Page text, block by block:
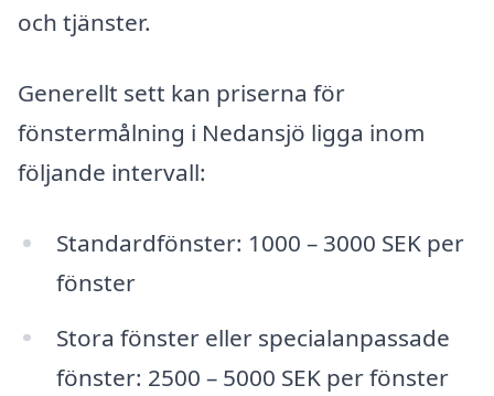
och tjänster.
Generellt sett kan priserna för
fönstermålning i Nedansjö ligga inom
följande intervall:
Standardfönster: 1000 – 3000 SEK per
fönster
Stora fönster eller specialanpassade
fönster: 2500 – 5000 SEK per fönster